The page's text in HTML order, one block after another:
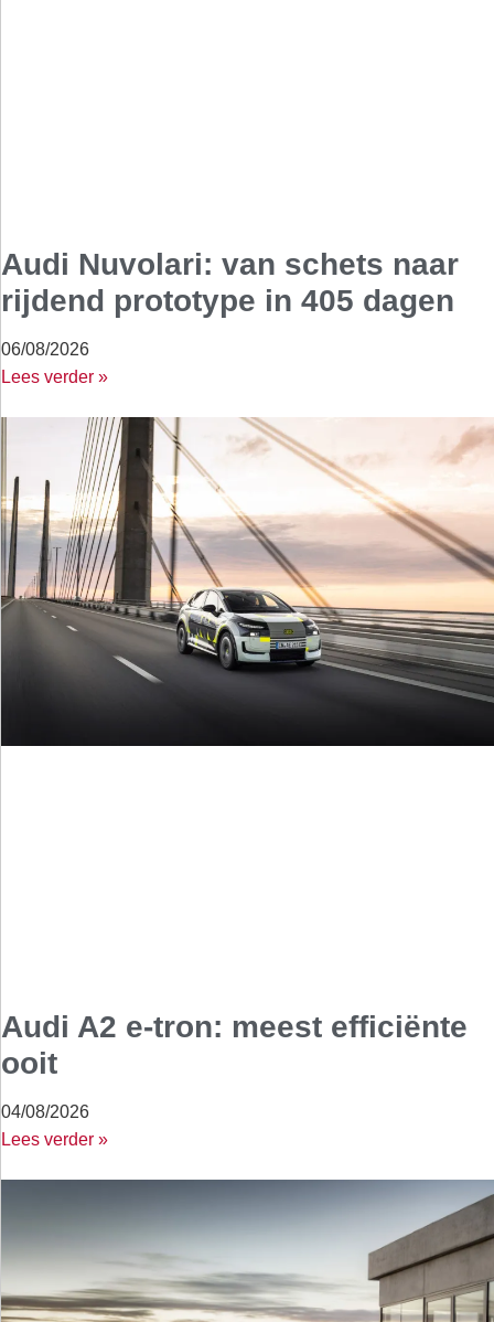
Audi Nuvolari: van schets naar
rijdend prototype in 405 dagen
06/08/2026
Lees verder »
Audi A2 e-tron: meest efficiënte
ooit
04/08/2026
Lees verder »